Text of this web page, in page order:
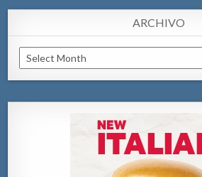
ARCHIVO
Archivo